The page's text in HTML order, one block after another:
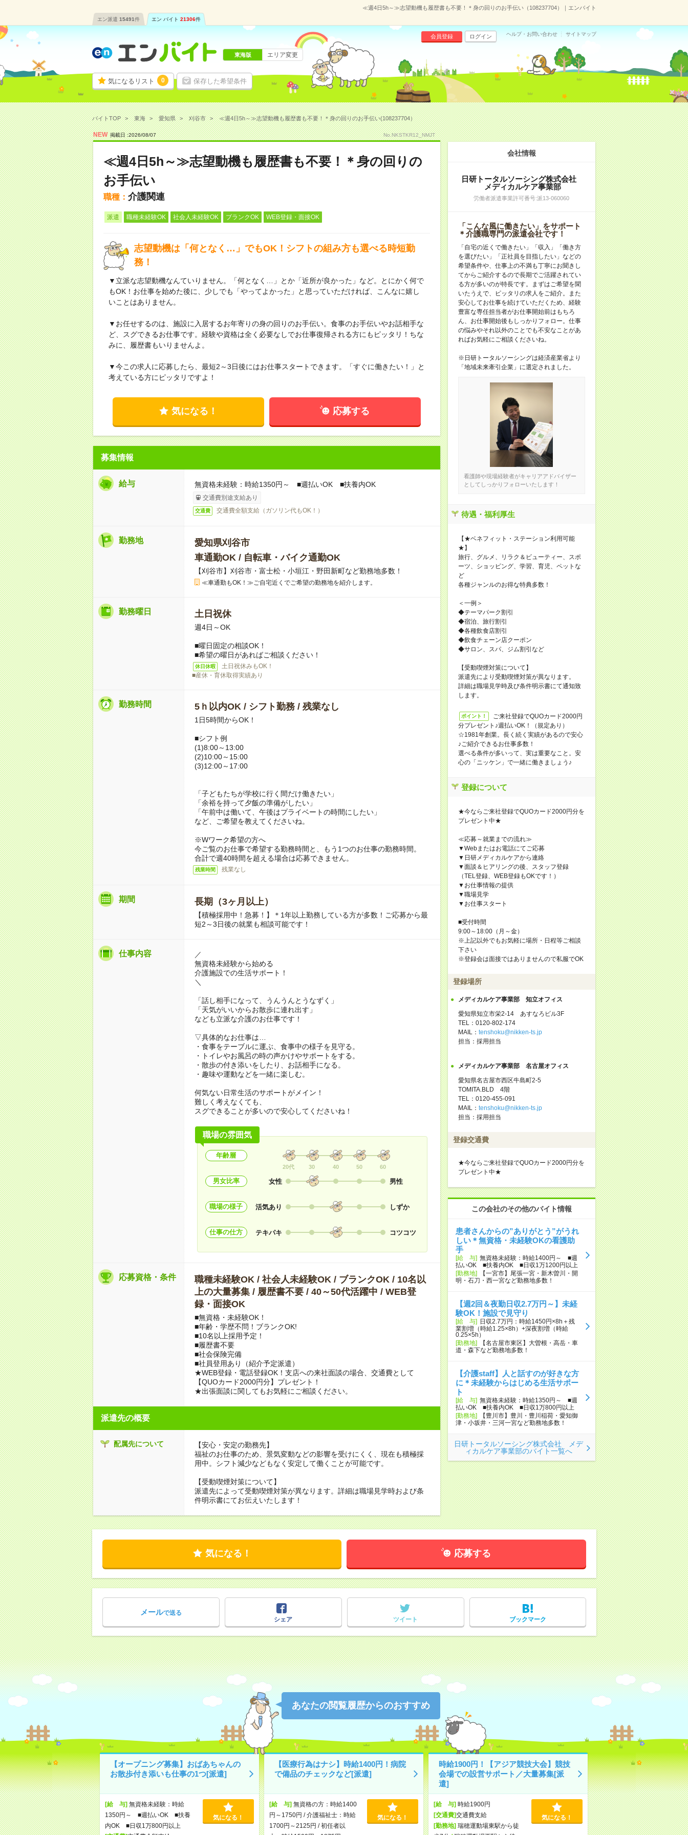
≪週4日5h～≫志望動機も履歴書も不要！＊身の回りのお手伝い（108237704）｜エンバイト
エン派遣 15491件 エン バイト 21306件
気になるリスト 0 保存した希望条件
会員登録 ログイン ヘルプ・お問い合わせ サイトマップ
東海版 エリア変更
バイトTOP 東海 愛知県 刈谷市 ≪週4日5h～≫志望動機も履歴書も不要！＊身の回りのお手伝い(108237704）
NEW 掲載日 :2026/08/07 No.NKSTKR12_NMJT
≪週4日5h～≫志望動機も履歴書も不要！＊身の回りの
お手伝い
職種： 介護関連
派遣 職種未経験OK 社会人未経験OK ブランクOK WEB登録・面接OK
志望動機は「何となく…」でもOK！シフトの組み方も選べる時短勤
務！
▼立派な志望動機なんていりません。「何となく…」とか「近所が良かった」など。とにかく何で
もOK！お仕事を始めた後に、少しでも「やってよかった」と思っていただければ、こんなに嬉し
いことはありません。
▼お任せするのは、施設に入居するお年寄りの身の回りのお手伝い。食事のお手伝いやお話相手な
ど、スグできるお仕事です。経験や資格は全く必要なしでお仕事復帰される方にもピッタリ！ちな
みに、履歴書もいりませんよ。
▼今この求人に応募したら、最短2～3日後にはお仕事スタートできます。「すぐに働きたい！」と
考えている方にピッタリですよ！
気になる！ 応募する
募集情報
給与 無資格未経験：時給1350円～ ■週払いOK ■扶養内OK
交通費別途支給あり
交通費 交通費全額支給（ガソリン代もOK！）
勤務地
愛知県刈谷市
車通勤OK / 自転車・バイク通勤OK
【刈谷市】刈谷市・富士松・小垣江・野田新町など勤務地多数！
≪車通勤もOK！≫ご自宅近くでご希望の勤務地を紹介します。
勤務曜日 土日祝休
週4日～OK
■曜日固定の相談OK！
■希望の曜日があればご相談ください！
休日休暇
土日祝休みもOK！
■産休・育休取得実績あり
勤務時間 5ｈ以内OK / シフト勤務 / 残業なし
1日5時間からOK！
■シフト例
(1)8:00～13:00
(2)10:00～15:00
(3)12:00～17:00
「子どもたちが学校に行く間だけ働きたい」
「余裕を持って夕飯の準備がしたい」
「午前中は働いて、午後はプライベートの時間にしたい」
など、ご希望を教えてくださいね。
※Wワーク希望の方へ
今ご覧のお仕事で希望する勤務時間と、もう1つのお仕事の勤務時間。
合計で週40時間を超える場合は応募できません。
残業時間 残業なし
期間 長期（3ヶ月以上）
【積極採用中！急募！】＊1年以上勤務している方が多数！ご応募から最
短2～3日後の就業も相談可能です！
仕事内容
／
無資格未経験から始める
介護施設での生活サポート！
＼
「話し相手になって、うんうんとうなずく」
「天気がいいからお散歩に連れ出す」
なども立派な介護のお仕事です！
▽具体的なお仕事は…
・食事をテーブルに運ぶ、食事中の様子を見守る。
・トイレやお風呂の時の声かけやサポートをする。
・散歩の付き添いをしたり、お話相手になる。
・趣味や運動などを一緒に楽しむ。
何気ない日常生活のサポートがメイン！
難しく考えなくても、
スグできることが多いので安心してくださいね！
職場の雰囲気
年齢層
20代 30 40 50 60
男女比率 女性 男性
職場の様子 活気あり しずか
仕事の仕方 テキパキ コツコツ
応募資格・条件
職種未経験OK / 社会人未経験OK / ブランクOK / 10名以
上の大量募集 / 履歴書不要 / 40～50代活躍中 / WEB登
録・面接OK
■無資格・未経験OK！
■年齢・学歴不問！ブランクOK!
■10名以上採用予定！
■履歴書不要
■社会保険完備
■社員登用あり（紹介予定派遣）
★WEB登録・電話登録OK！支店への来社面談の場合、交通費として
【QUOカード2000円分】プレゼント！
★出張面談に関してもお気軽にご相談ください。
派遣先の概要
配属先について
【安心・安定の勤務先】
福祉のお仕事のため、景気変動などの影響を受けにくく、現在も積極採
用中。シフト減少などもなく安定して働くことが可能です。
【受動喫煙対策について】
派遣先によって受動喫煙対策が異なります。詳細は職場見学時および条
件明示書にてお伝えいたします！
会社情報
日研トータルソーシング株式会社
メディカルケア事業部
労働者派遣事業許可番号:派13-060060
「こんな風に働きたい」をサポート
＊介護職専門の派遣会社です！
「自宅の近くで働きたい」「収入」「働き方
を選びたい」「正社員を目指したい」などの
希望条件や、仕事上の不満も丁寧にお聞きし
てからご紹介するので長期でご活躍されてい
る方が多いのが特長です。まずはご希望を聞
いたうえで、ピッタリの求人をご紹介。また
安心してお仕事を続けていただくため、経験
豊富な専任担当者がお仕事開始前はもちろ
ん、お仕事開始後もしっかりフォロー。仕事
の悩みやそれ以外のことでも不安なことがあ
ればお気軽にご相談くださいね。
※日研トータルソーシングは経済産業省より
「地域未来牽引企業」に選定されました。
看護師や現場経験者がキャリアアドバイザー
としてしっかりフォローいたします！
待遇・福利厚生
【★ベネフィット・ステーション利用可能
★】
旅行、グルメ、リラク＆ビューティー、スポ
ーツ、ショッピング、学習、育児、ペットな
ど
各種ジャンルのお得な特典多数！
＜一例＞
◆テーマパーク割引
◆宿泊、旅行割引
◆各種飲食店割引
◆飲食チェーン店クーポン
◆サロン、スパ、ジム割引など
【受動喫煙対策について】
派遣先により受動喫煙対策が異なります。
詳細は職場見学時及び条件明示書にて通知致
します。
ポイント！
ご来社登録でQUOカード2000円
分プレゼント♪週払いOK！（規定あり）
☆1981年創業。長く続く実績があるので安心
♪ご紹介できるお仕事多数！
選べる条件が多いって、実は重要なこと。安
心の「ニッケン」で一緒に働きましょう♪
登録について
★今ならご来社登録でQUOカード2000円分を
プレゼント中★
≪応募～就業までの流れ≫
▼Webまたはお電話にてご応募
▼日研メディカルケアから連絡
▼面談＆ヒアリングの後、スタッフ登録
（TEL登録、WEB登録もOKです！）
▼お仕事情報の提供
▼職場見学
▼お仕事スタート
■受付時間
9:00～18:00（月～金）
※上記以外でもお気軽に場所・日程等ご相談
下さい
※登録会は面接ではありませんので私服でOK
登録場所
メディカルケア事業部 知立オフィス
愛知県知立市栄2-14 あすなろビル3F
TEL：0120-802-174
MAIL： tenshoku@nikken-ts.jp
担当：採用担当
メディカルケア事業部 名古屋オフィス
愛知県名古屋市西区牛島町2-5
TOMITA.BLD 4階
TEL：0120-455-091
MAIL： tenshoku@nikken-ts.jp
担当：採用担当
登録交通費
★今ならご来社登録でQUOカード2000円分を
プレゼント中★
この会社のその他のバイト情報
患者さんからの”ありがとう”がうれ
しい＊無資格・未経験OKの看護助
手
[給 与] 無資格未経験：時給1400円～ ■週
払いOK ■扶養内OK ■日収1万1200円以上
[勤務地]
【一宮市】尾張一宮・新木曽川・開
明・石刀・西一宮など勤務地多数！
【週2回＆夜勤日収2.7万円～】未経
験OK！施設で見守り
[給 与] 日収2.7万円：時給1450円×8h＋残
業割増（時給1.25×8h）+深夜割増（時給
0.25×5h）
[勤務地]
【名古屋市東区】大曽根・高岳・車
道・森下など勤務地多数！
【介護staff】人と話すのが好きな方
に＊未経験からはじめる生活サポー
ト
[給 与] 無資格未経験：時給1350円～ ■週
払いOK ■扶養内OK ■日収1万800円以上
[勤務地]
【豊川市】豊川・豊川稲荷・愛知御
津・小坂井・三河一宮など勤務地多数！
日研トータルソーシング株式会社 メデ
ィカルケア事業部のバイト一覧へ
気になる！ 応募する
メールで送る
シェア
ツイート ブックマーク
あなたの閲覧履歴からのおすすめ
【オープニング募集】おばあちゃんの
お散歩付き添いも仕事の1つ[派遣]
[給 与]無資格未経験：時給
1350円～ ■週払いOK ■扶養
内OK ■日収1万800円以上
気になる！
【医療行為はナシ】時給1400円！病院
で備品のチェックなど[派遣]
[給 与]無資格の方：時給1400
円～1750円 / 介護福祉士：時給
1700円～2125円 / 初任者以
気になる！
時給1900円！【アジア競技大会】競技
会場での設営サポート／大量募集[派
遣]
[給 与]時給1900円
[交通費]交通費支給
[勤務地]瑞穂運動場東駅から徒
気になる！